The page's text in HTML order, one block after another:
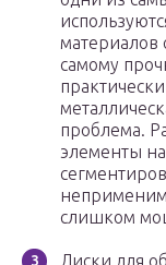
материалов
самому
проблема.
элементы
слишком
Диски для